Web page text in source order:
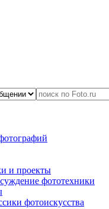
и проекты
фототехники
фотоискусства